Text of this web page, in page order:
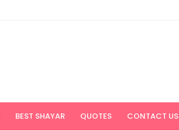
BEST SHAYAR QUOTES CONTACT US